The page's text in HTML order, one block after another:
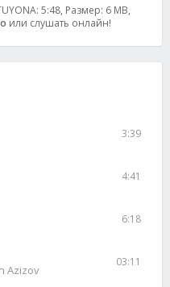
5:48, Размер: 6 MB,
или слушать онлайн!
3:39
4:41
6:18
Azizov
03:11